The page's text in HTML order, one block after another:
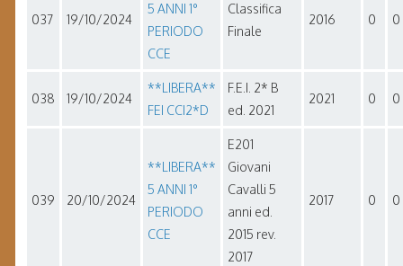
037 19/10/2024
5 ANNI 1°
PERIODO
CCE
Classifica
Finale
2016 0 0
038 19/10/2024
**LIBERA**
FEI CCI2*D
F.E.I. 2* B
ed. 2021
2021 0 0
039 20/10/2024
**LIBERA**
5 ANNI 1°
PERIODO
CCE
E201
Giovani
Cavalli 5
anni ed.
2015 rev.
2017
2017 0 0